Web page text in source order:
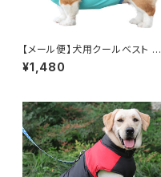
【メール便】犬用クールベスト 熱
中症対策 ひんやり ペット／pet
s146
¥1,480